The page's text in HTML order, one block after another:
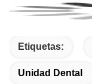
Etiquetas:
Unidad Dental